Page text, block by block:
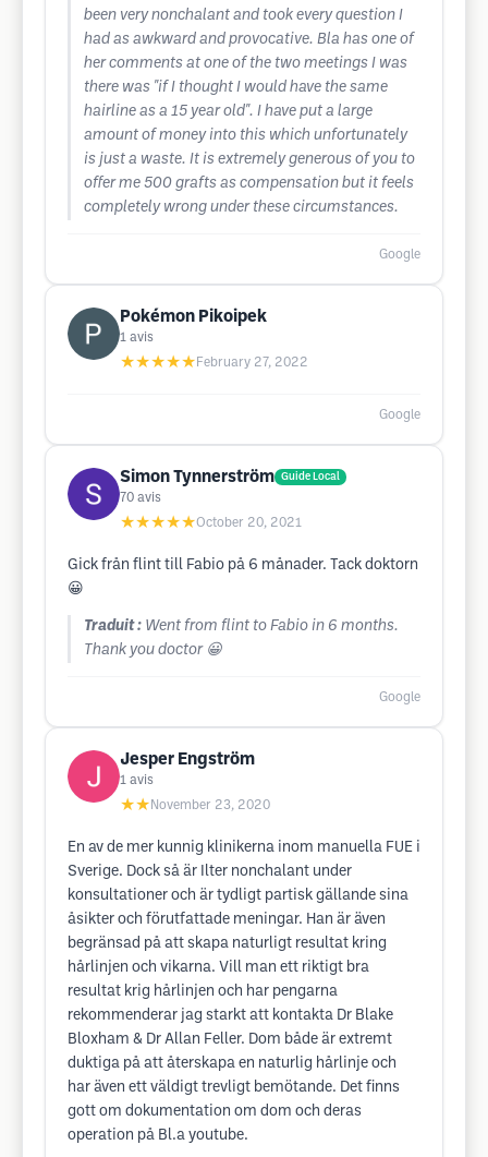
been very nonchalant and took every question I
had as awkward and provocative. Bla has one of
her comments at one of the two meetings I was
there was "if I thought I would have the same
hairline as a 15 year old". I have put a large
amount of money into this which unfortunately
is just a waste. It is extremely generous of you to
offer me 500 grafts as compensation but it feels
completely wrong under these circumstances.
Google
Pokémon Pikoipek
1 avis
★★★★★ February 27, 2022
Google
Simon Tynnerström Guide Local
70 avis
★★★★★October 20, 2021
Gick från flint till Fabio på 6 månader. Tack doktorn
😀
Traduit : Went from flint to Fabio in 6 months.
Thank you doctor 😀
Google
Jesper Engström
1 avis
★★ November 23, 2020
En av de mer kunnig klinikerna inom manuella FUE i
Sverige. Dock så är Ilter nonchalant under
konsultationer och är tydligt partisk gällande sina
åsikter och förutfattade meningar. Han är även
begränsad på att skapa naturligt resultat kring
hårlinjen och vikarna. Vill man ett riktigt bra
resultat krig hårlinjen och har pengarna
rekommenderar jag starkt att kontakta Dr Blake
Bloxham & Dr Allan Feller. Dom både är extremt
duktiga på att återskapa en naturlig hårlinje och
har även ett väldigt trevligt bemötande. Det finns
gott om dokumentation om dom och deras
operation på Bl.a youtube.